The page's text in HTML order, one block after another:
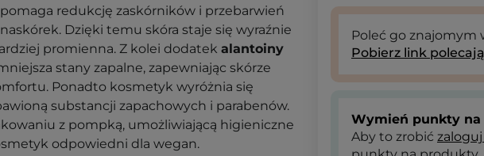
redukcję zaskórników i przebarwień
Dzięki temu skóra staje się wyraźnie
promienna. Z kolei dodatek alantoiny
stany zapalne, zapewniając skórze
Ponadto kosmetyk wyróżnia się
substancji zapachowych i parabenów.
z pompką, umożliwiającą higieniczne
odpowiedni dla wegan.
Poleć go znajomym
Pobierz link
Wymień punkty na
Aby to zrobić zaloguj